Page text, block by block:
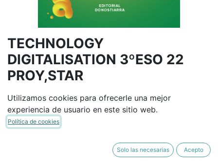
TECHNOLOGY
DIGITALISATION 3ºESO 22
PROY,STAR
DONOSTIARRA
9788470636608
(847063660X)
(0 reseña)
Utilizamos cookies para ofrecerle una mejor
experiencia de usuario en este sitio web.
Política de cookies
Solo las necesarias Acepto